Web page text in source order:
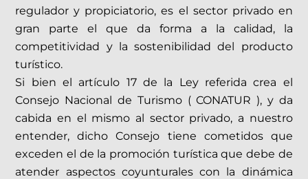
regulador y propiciatorio, es el sector privado en
gran parte el que da forma a la calidad, la
competitividad y la sostenibilidad del producto
turístico.
Si bien el artículo 17 de la Ley referida crea el
Consejo Nacional de Turismo ( CONATUR ), y da
cabida en el mismo al sector privado, a nuestro
entender, dicho Consejo tiene cometidos que
exceden el de la promoción turística que debe de
atender aspectos coyunturales con la dinámica